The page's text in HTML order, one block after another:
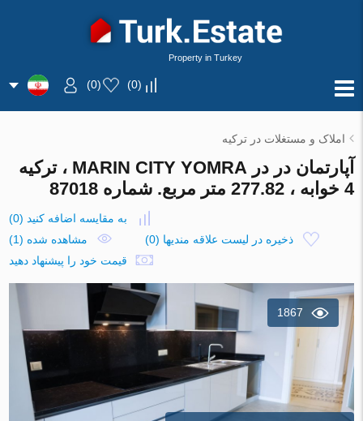
Property in Turkey
(
0
)
(
0
)
املاک و مستغلات در ترکیه
آپارتمان در در MARIN CITY YOMRA ، ترکیه
4 خوابه ، 277.82 متر مربع. شماره 87018
به مقایسه اضافه کنید (
0
)
ذخیره در لیست علاقه مندیها (
0
)
مشاهده شده (1)
قیمت خود را پیشنهاد دهید
1867